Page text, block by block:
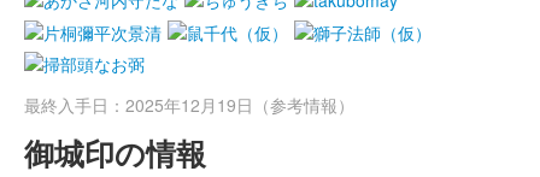
最終入手日：2025年12月19日（参考情報）
御城印の情報